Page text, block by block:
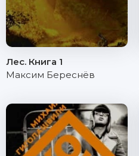
Лес. Книга 1
Максим Береснёв